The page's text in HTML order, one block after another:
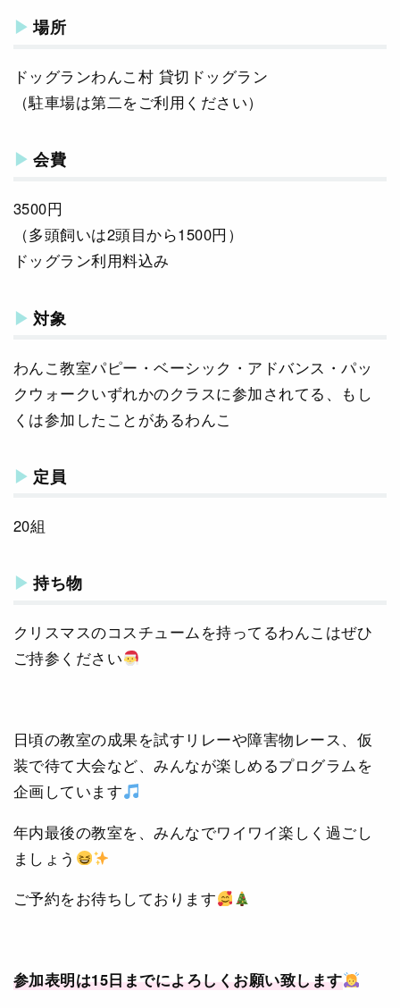
場所
ドッグランわんこ村 貸切ドッグラン
（駐車場は第二をご利用ください）
会費
3500円
（多頭飼いは2頭目から1500円）
ドッグラン利用料込み
対象
わんこ教室パピー・ベーシック・アドバンス・パッ
クウォークいずれかのクラスに参加されてる、もし
くは参加したことがあるわんこ
定員
20組
持ち物
クリスマスのコスチュームを持ってるわんこはぜひ
ご持参ください
日頃の教室の成果を試すリレーや障害物レース、仮
装で待て大会など、みんなが楽しめるプログラムを
企画しています
年内最後の教室を、みんなでワイワイ楽しく過ごし
ましょう
ご予約をお待ちしております
参加表明は15日までによろしくお願い致します